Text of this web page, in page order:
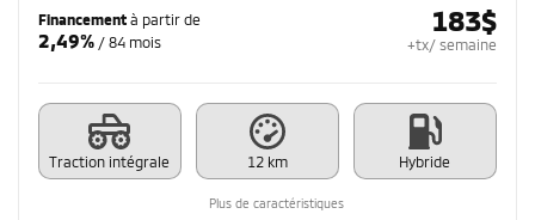
Financement à partir de
2,49% / 84 mois
183$
+tx/ semaine
Traction intégrale 12 km Hybride
Plus de caractéristiques